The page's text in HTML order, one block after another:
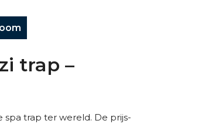
trap –
trap ter wereld. De prijs-